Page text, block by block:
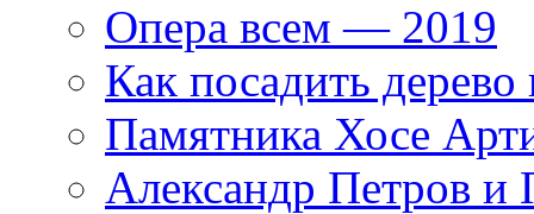
Опера всем — 2019
Как посадить дерево
Памятника Хосе
Александр Петров и